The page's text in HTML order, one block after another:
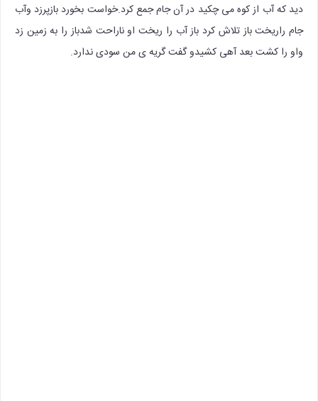
دید که آب از کوه می چکید در آن جام جمع کرد.خواست بخورد بازپرزد وآب
جام راریخت باز تلاش کرد باز آب را ریخت او ناراحت شدباز را به زمین زد
واو را کشت بعد آهی کشیدو گفت گریه ی من سودی ندارد.